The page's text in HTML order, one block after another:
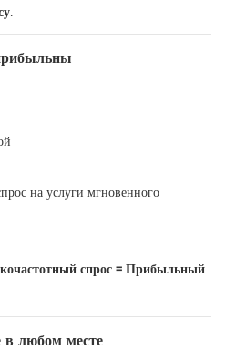
на услуги мгновенного
спрос = Прибыльный
в любом месте